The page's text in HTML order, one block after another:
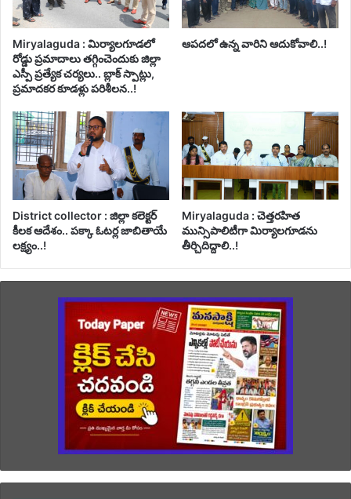
Miryalaguda : మిర్యాలగూడలో
రోడ్డు ప్రమాదాలు తగ్గించెందుకు జిల్లా
ఎస్పీ ప్రత్యేక చర్యలు.. బ్లాక్ స్పాట్లు,
ప్రమాదకర కూడళ్లు పరిశీలన..!
ఆపదలో ఉన్న వారిని ఆదుకోవాలి..!
District collector : జిల్లా కలెక్టర్
కీలక ఆదేశం.. పక్కా ఓటర్ల జాబితాయే
లక్ష్యం..!
Miryalaguda : చెత్తరహిత
మున్సిపాలిటీగా మిర్యాలగూడను
తీర్చిదిద్దాలి..!